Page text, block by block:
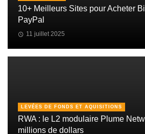
10+ Meilleurs Sites pour Acheter
PayPal
11 juillet 2025
LEVÉES DE FONDS ET AQUISITIONS
RWA : le L2 modulaire Plume
millions de dollars